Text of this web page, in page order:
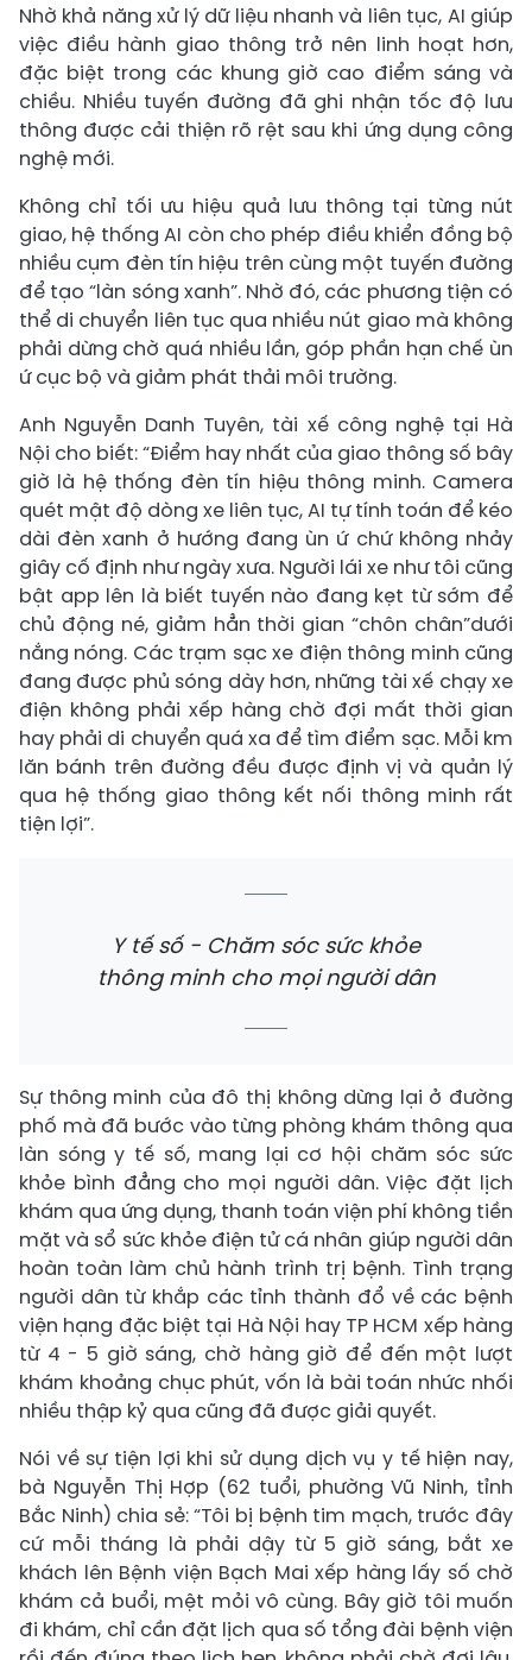
Nhờ khả năng xử lý dữ liệu nhanh và liên tục, AI giúp
việc điều hành giao thông trở nên linh hoạt hơn,
đặc biệt trong các khung giờ cao điểm sáng và
chiều. Nhiều tuyến đường đã ghi nhận tốc độ lưu
thông được cải thiện rõ rệt sau khi ứng dụng công
nghệ mới.
Không chỉ tối ưu hiệu quả lưu thông tại từng nút
giao, hệ thống AI còn cho phép điều khiển đồng bộ
nhiều cụm đèn tín hiệu trên cùng một tuyến đường
để tạo “làn sóng xanh”. Nhờ đó, các phương tiện có
thể di chuyển liên tục qua nhiều nút giao mà không
phải dừng chờ quá nhiều lần, góp phần hạn chế ùn
ứ cục bộ và giảm phát thải môi trường.
Anh Nguyễn Danh Tuyên, tài xế công nghệ tại Hà
Nội cho biết: “Điểm hay nhất của giao thông số bây
giờ là hệ thống đèn tín hiệu thông minh. Camera
quét mật độ dòng xe liên tục, AI tự tính toán để kéo
dài đèn xanh ở hướng đang ùn ứ chứ không nhảy
giây cố định như ngày xưa. Người lái xe như tôi cũng
bật app lên là biết tuyến nào đang kẹt từ sớm để
chủ động né, giảm hẳn thời gian “chôn chân”dưới
nắng nóng. Các trạm sạc xe điện thông minh cũng
đang được phủ sóng dày hơn, những tài xế chạy xe
điện không phải xếp hàng chờ đợi mất thời gian
hay phải di chuyển quá xa để tìm điểm sạc. Mỗi km
lăn bánh trên đường đều được định vị và quản lý
qua hệ thống giao thông kết nối thông minh rất
tiện lợi”.
Y tế số - Chăm sóc sức khỏe
thông minh cho mọi người dân
Sự thông minh của đô thị không dừng lại ở đường
phố mà đã bước vào từng phòng khám thông qua
làn sóng y tế số, mang lại cơ hội chăm sóc sức
khỏe bình đẳng cho mọi người dân. Việc đặt lịch
khám qua ứng dụng, thanh toán viện phí không tiền
mặt và sổ sức khỏe điện tử cá nhân giúp người dân
hoàn toàn làm chủ hành trình trị bệnh. Tình trạng
người dân từ khắp các tỉnh thành đổ về các bệnh
viện hạng đặc biệt tại Hà Nội hay TP HCM xếp hàng
từ 4 - 5 giờ sáng, chờ hàng giờ để đến một lượt
khám khoảng chục phút, vốn là bài toán nhức nhối
nhiều thập kỷ qua cũng đã được giải quyết.
Nói về sự tiện lợi khi sử dụng dịch vụ y tế hiện nay,
bà Nguyễn Thị Hợp (62 tuổi, phường Vũ Ninh, tỉnh
Bắc Ninh) chia sẻ: “Tôi bị bệnh tim mạch, trước đây
cứ mỗi tháng là phải dậy từ 5 giờ sáng, bắt xe
khách lên Bệnh viện Bạch Mai xếp hàng lấy số chờ
khám cả buổi, mệt mỏi vô cùng. Bây giờ tôi muốn
đi khám, chỉ cần đặt lịch qua số tổng đài bệnh viện